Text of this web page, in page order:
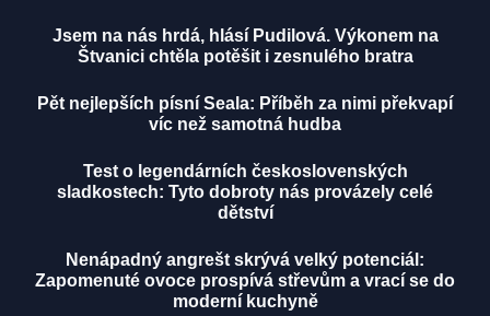
Jsem na nás hrdá, hlásí Pudilová. Výkonem na
Štvanici chtěla potěšit i zesnulého bratra
Pět nejlepších písní Seala: Příběh za nimi překvapí
víc než samotná hudba
Test o legendárních československých
sladkostech: Tyto dobroty nás provázely celé
dětství
Nenápadný angrešt skrývá velký potenciál:
Zapomenuté ovoce prospívá střevům a vrací se do
moderní kuchyně